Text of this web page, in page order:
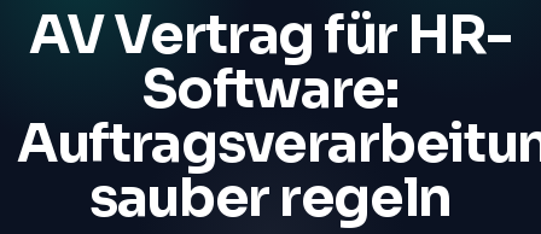
AV Vertrag für HR-
Software:
sauber regeln